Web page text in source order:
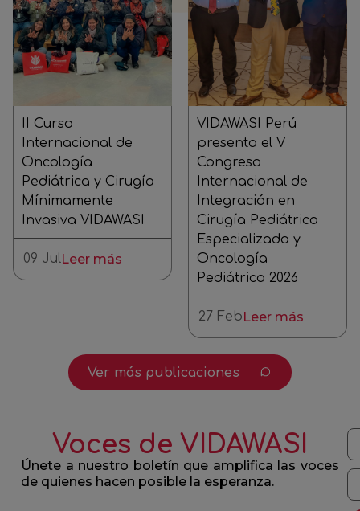
II Curso
Internacional de
Oncología
Pediátrica y Cirugía
Mínimamente
Invasiva VIDAWASI
09 JulLeer más
VIDAWASI Perú
presenta el V
Congreso
Internacional de
Integración en
Cirugía Pediátrica
Especializada y
Oncología
Pediátrica 2026
27 FebLeer más
Ver más publicaciones
Voces de VIDAWASI
Únete a nuestro boletín que amplifica las voces
de quienes hacen posible la esperanza.